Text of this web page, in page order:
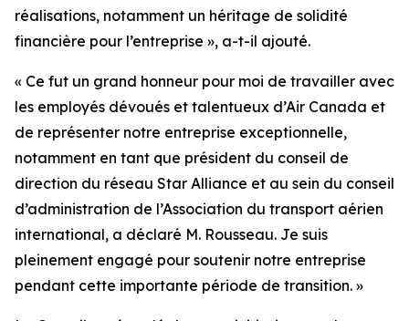
réalisations, notamment un héritage de solidité
financière pour l’entreprise », a-t-il ajouté.
« Ce fut un grand honneur pour moi de travailler avec
les employés dévoués et talentueux d’Air Canada et
de représenter notre entreprise exceptionnelle,
notamment en tant que président du conseil de
direction du réseau Star Alliance et au sein du conseil
d’administration de l’Association du transport aérien
international, a déclaré M. Rousseau. Je suis
pleinement engagé pour soutenir notre entreprise
pendant cette importante période de transition. »